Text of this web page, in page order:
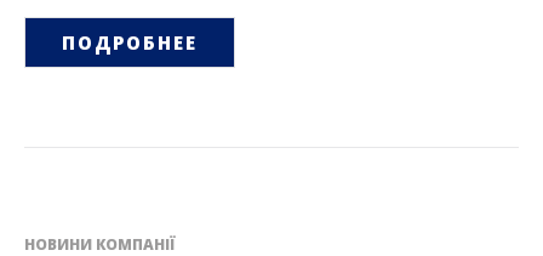
ПОДРОБНЕЕ
НОВИНИ КОМПАНІЇ